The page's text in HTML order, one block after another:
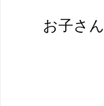
お子さ